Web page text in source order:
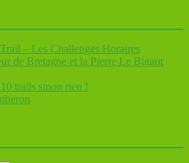
– Les Challenges Horaires
de Bretagne et la Pierre Le Bigaut
trails sinon rien !